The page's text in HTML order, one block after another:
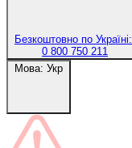
Безкоштовно по Україні:
0 800 750 211
Мова: Укр